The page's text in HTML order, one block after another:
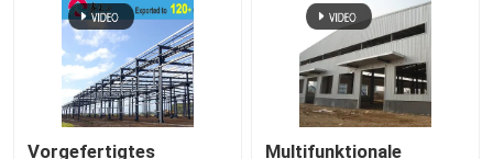
Vorgefertigtes
Multifunktionale